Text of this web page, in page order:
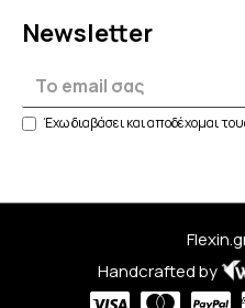
Newsletter
Έχω διαβάσει και αποδέχομαι
Handcrafted by